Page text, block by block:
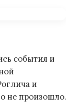
события и
и
не произошло.